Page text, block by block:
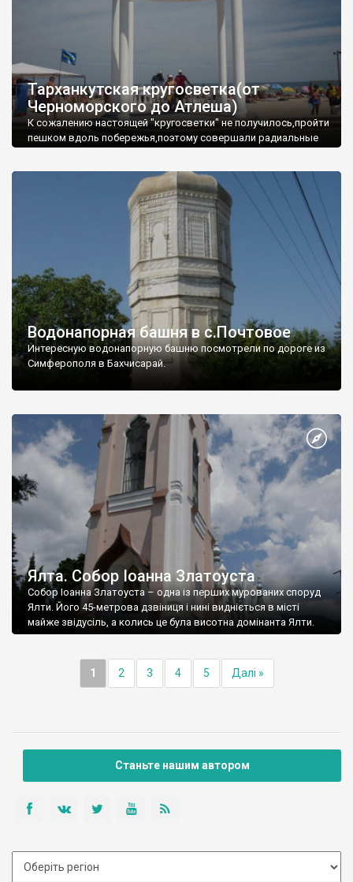
Тарханкутская кругосветка(от
Черноморского до Атлеша)
К сожалению настоящей "кругосветки" не получилось,пройти
пешком вдоль побережья,поэтому совершали радиальные
Водонапорная башня в с.Почтовое
Интересную водонапорную башню посмотрели по дороге из
Симферополя в Бахчисарай.
Ялта. Собор Іоанна Златоуста
Собор Іоанна Златоуста – одна із перших мурованих споруд
Ялти. Його 45-метрова дзвіниця і нині видніється в місті
майже звідусіль, а колись це була висотна домінанта Ялти.
1 2 3 4 5 Далі »
Станьте нашим автором